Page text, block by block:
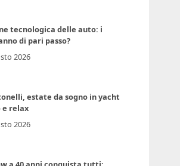
tecnologica delle auto: i
di pari passo?
2026
estate da sogno in yacht
e relax
2026